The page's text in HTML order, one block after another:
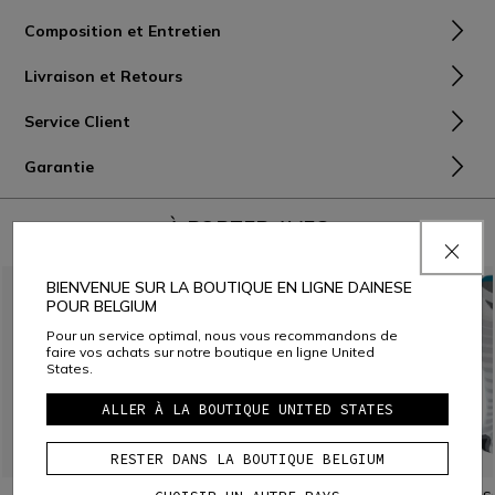
Composition et Entretien
Livraison et Retours
Service Client
Garantie
À PORTER AVEC
BIENVENUE SUR LA BOUTIQUE EN LIGNE DAINESE
POUR BELGIUM
Pour un service optimal, nous vous recommandons de
faire vos achats sur notre boutique en ligne United
States.
ALLER À LA BOUTIQUE UNITED STATES
RESTER DANS LA BOUTIQUE BELGIUM